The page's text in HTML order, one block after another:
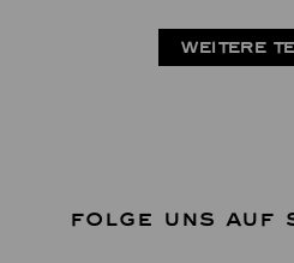
WEITERE
FOLGE UNS AUF